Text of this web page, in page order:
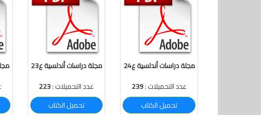
مجلة دراسات أندلسية ع23
عدد التحميلات :223
تحميل الكتاب
مجلة دراسات أندلسية ع24
عدد التحميلات :239
تحميل الكتاب